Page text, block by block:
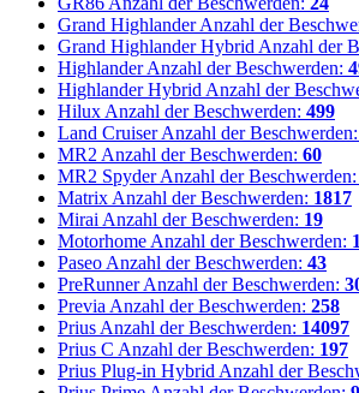
Grand Highlander Anzahl der
Grand Highlander Hybrid Anzahl der
Highlander Anzahl der Beschwerden:
Highlander Hybrid Anzahl der
Hilux Anzahl der Beschwerden: 499
Land Cruiser Anzahl der Beschwerden:
MR2 Anzahl der Beschwerden: 60
MR2 Spyder Anzahl der Beschwerden:
Matrix Anzahl der Beschwerden: 1817
Mirai Anzahl der Beschwerden: 19
Motorhome Anzahl der Beschwerden:
Paseo Anzahl der Beschwerden: 43
PreRunner Anzahl der Beschwerden:
Previa Anzahl der Beschwerden: 258
Prius Anzahl der Beschwerden: 14097
Prius C Anzahl der Beschwerden: 197
Prius Plug-in Hybrid Anzahl der